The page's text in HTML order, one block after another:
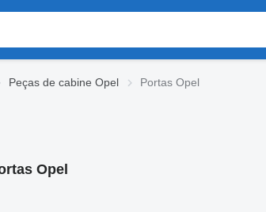
Peças de cabine Opel Portas Opel
Opel